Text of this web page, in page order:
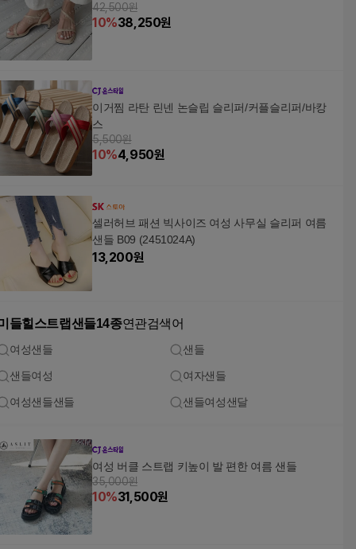
42,500원
10%38,250원
이거찜 라탄 린넨 논슬립 슬리퍼/커플슬리퍼/바캉
스
5,500원
10%4,950원
셀러허브 패션 빅사이즈 여성 사무실 슬리퍼 여름
샌들 B09 (2451024A)
13,200원
들힐스트랩샌들14종연관검색어
여성샌들 샌들
샌들여성 여자샌들
여성샌들샌들 샌들여성샌달
여성 버클 스트랩 키높이 발 편한 여름 샌들
35,000원
10%31,500원